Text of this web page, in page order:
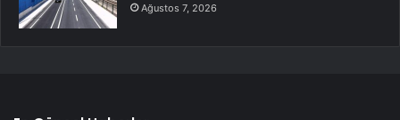
Ağustos 7, 2026